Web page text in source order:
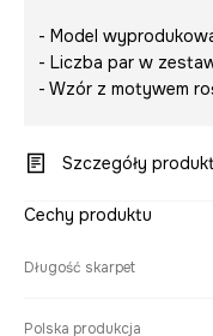
- Model
- Liczba par w
- Wzór z motywem
Szczegóły
Cechy produktu
Długość skarpet
Polska produkcja